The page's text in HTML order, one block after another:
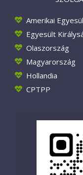
Amerikai
Egyesült
Olaszország
Magyarország
Hollandia
CPTPP